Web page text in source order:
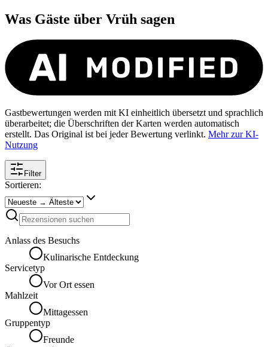
Was Gäste über Vrüh sagen
Gastbewertungen werden mit KI einheitlich übersetzt und sprachlich
überarbeitet; die Überschriften der Karten werden automatisch
erstellt. Das Original ist bei jeder Bewertung verlinkt. Mehr zur KI-
Nutzung
Filter
Sortieren:
Anlass des Besuchs
Kulinarische Entdeckung
Servicetyp
Vor Ort essen
Mahlzeit
Mittagessen
Gruppentyp
Freunde